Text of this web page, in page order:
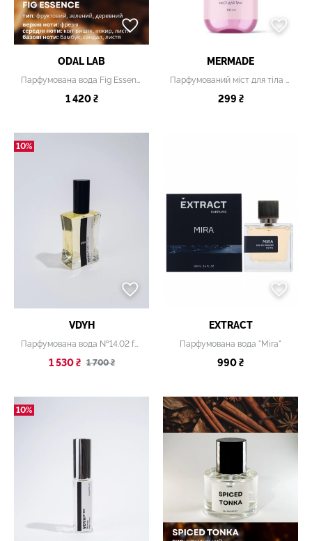
ODAL LAB
Парфумована вода Fig Essence
1 420 ₴
MERMADE
Парфумований міст для тіла Coquette Bloom, 100 мл
299 ₴
10%
VDYH
Парфумована вода №14.02 for he, 50 мл
1 530 ₴ 1 700 ₴
EXTRACT
Парфумована вода "Mira"
990 ₴
10%